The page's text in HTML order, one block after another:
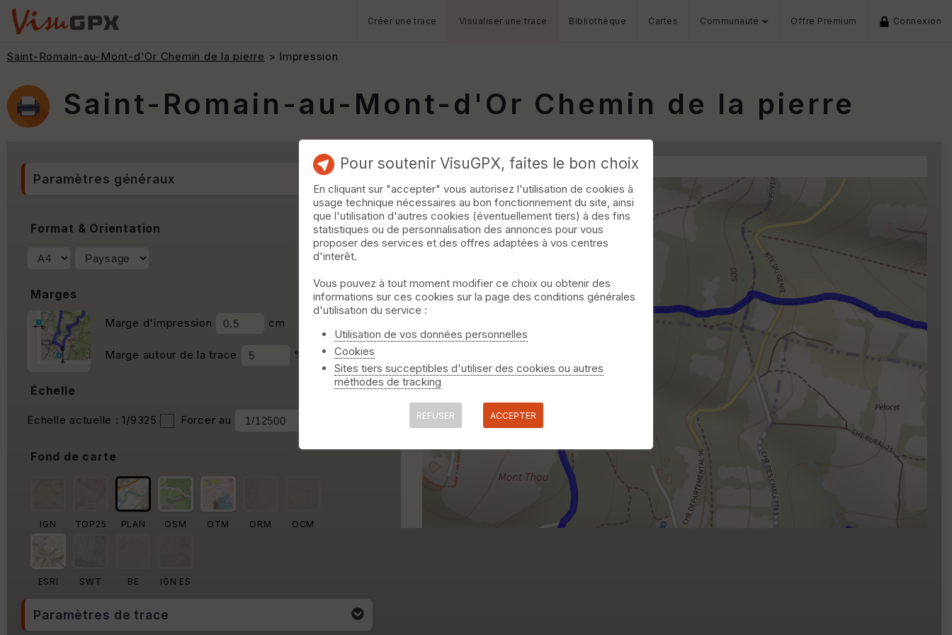
Créer une trace Visualiser une trace Bibliothèque Cartes Communauté Offre Premium Connexion
Saint-Romain-au-Mont-d'Or Chemin de la pierre > Impression
Saint-Romain-au-Mont-d'Or Chemin de la pierre
Paramètres généraux
Format & Orientation
Marges
Marge d'impression cm
Marge autour de la trace %
Échelle
Echelle actuelle : 1/9325 Forcer au
Fond de carte
IGN TOP25 PLAN OSM OTM ORM OCM
ESRI SWT BE IGN ES
Paramètres de trace
Pour soutenir VisuGPX, faites le bon choix
En cliquant sur "accepter" vous autorisez l'utilisation de cookies à
usage technique nécessaires au bon fonctionnement du site, ainsi
que l'utilisation d'autres cookies (éventuellement tiers) à des fins
statistiques ou de personnalisation des annonces pour vous
proposer des services et des offres adaptées à vos centres
d'interêt.
Vous pouvez à tout moment modifier ce choix ou obtenir des
informations sur ces cookies sur la page des conditions générales
d'utilisation du service :
Utilisation de vos données personnelles
Cookies
Sites tiers succeptibles d'utiliser des cookies ou autres
méthodes de tracking
REFUSER ACCEPTER